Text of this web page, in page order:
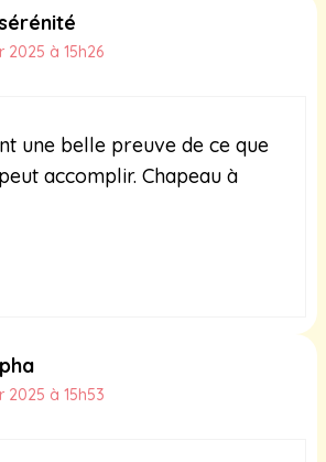
2025 à 15h26
une belle preuve de ce que
accomplir. Chapeau à
2025 à 15h53